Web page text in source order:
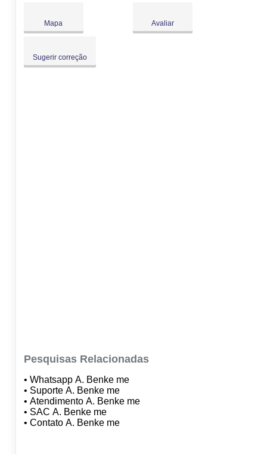
Mapa Avaliar
Sugerir correção
Pesquisas Relacionadas
• Whatsapp A. Benke me
• Suporte A. Benke me
• Atendimento A. Benke me
• SAC A. Benke me
• Contato A. Benke me